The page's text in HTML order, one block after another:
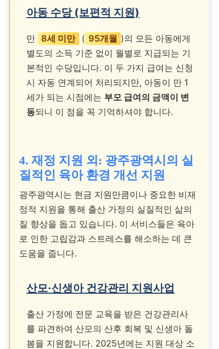
아동 수당 (보편적 지원)
만 8세 미만 ( 95개월 )의 모든 아동에게
별도의 소득 기준 없이 월별로 지급되는 기
본적인 수당입니다. 이 두 가지 급여는 신청
시 자동 연계되어 처리되지만, 아동이 만 1
세가 되는 시점에는 부모 급여의 금액이 변
동되니 이 점을 꼭 기억하셔야 합니다.
4. 재정 지원 외: 광주광역시의 실
질적인 육아 환경 개선 지원
광주광역시는 현금 지원만큼이나 중요한 비재
정적 지원을 통해 출산 가정의 실질적인 삶의
질 향상을 돕고 있습니다. 이 서비스들은 육아
로 인한 고립감과 스트레스를 해소하는 데 큰
도움을 줍니다.
산모·신생아 건강관리 지원사업
출산 가정에 전문 교육을 받은 건강관리사
를 파견하여 산모의 산후 회복 및 신생아 돌
봄을 지원합니다. 2025년에는 지원 대상 소